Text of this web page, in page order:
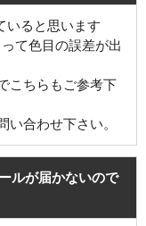
いると思います
て色目の誤差が出
こちらもご参考下
い合わせ下さい。
ルが届かないので